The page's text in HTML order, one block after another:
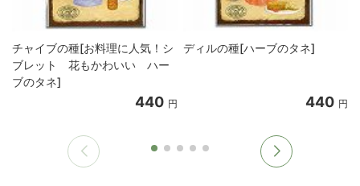
チャイブの種[お料理に人気！シ
ブレット 花もかわいい ハー
ブのタネ]
440 円
ディルの種[ハーブのタネ]
440 円